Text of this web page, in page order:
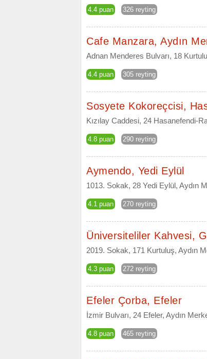
4.4 puan 326 reyting
Cafe Manzara, Aydın
Adnan Menderes Bulvarı, 18
4.4 puan 305 reyting
Sosyete Kokoreçcisi,
Kızılay Caddesi, 24 Hasanefendi-
4.8 puan 290 reyting
Aymendo, Yedi Eylül
1013. Sokak, 28 Yedi Eylül, Aydın
4.1 puan 270 reyting
Üniversiteliler Kahvesi,
2019. Sokak, 171 Kurtuluş, Aydın
4.3 puan 272 reyting
Efeler Çorba, Efeler
İzmir Bulvarı, 24 Efeler, Aydın
4.8 puan 465 reyting